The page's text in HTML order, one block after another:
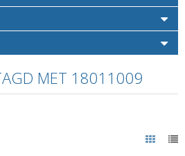
MET 18011009